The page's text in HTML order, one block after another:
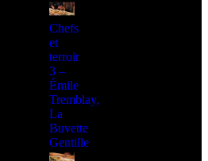
Chefs
et
terroir
3 –
Émile
Tremblay,
La
Buvette
Gentille